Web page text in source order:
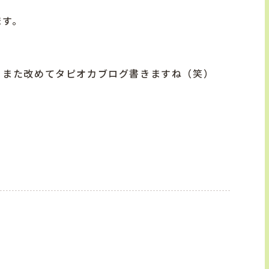
。
た改めてタピオカブログ書きますね（笑）